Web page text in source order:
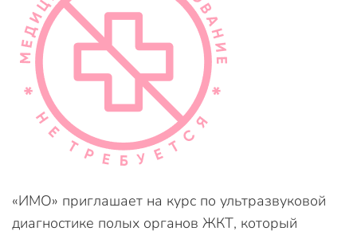
«ИМО» приглашает на курс по ультразвуковой
диагностике полых органов ЖКТ, который